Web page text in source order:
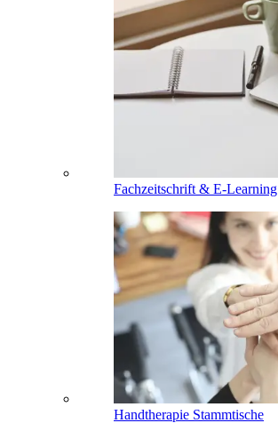
Fachzeitschrift & E-Learning
Handtherapie Stammtische